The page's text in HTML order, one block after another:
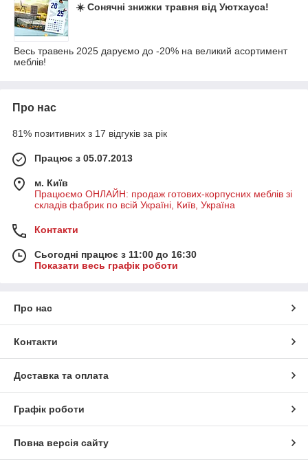
☀️ Сонячні знижки травня від Уютхауса!
Весь травень 2025 даруємо до -20% на великий асортимент
меблів!
Про нас
81% позитивних з 17 відгуків за рік
Працює з 05.07.2013
м. Київ
Працюємо ОНЛАЙН: продаж готових-корпусних меблів зі
складів фабрик по всій Україні, Київ, Україна
Контакти
Сьогодні працює з 11:00 до 16:30
Показати весь графік роботи
Про нас
Контакти
Доставка та оплата
Графік роботи
Повна версія сайту